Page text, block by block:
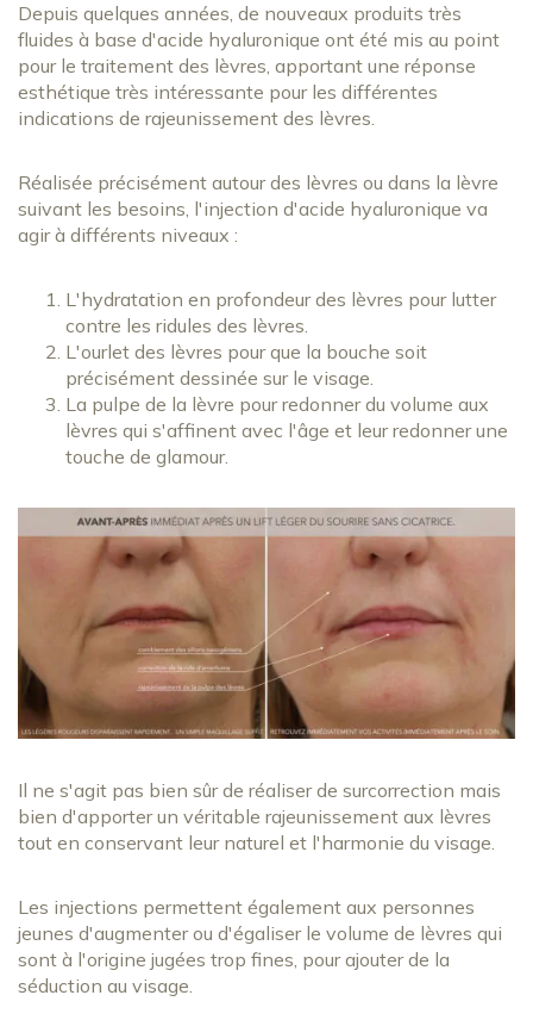
Depuis quelques années, de nouveaux produits très
fluides à base d'acide hyaluronique ont été mis au point
pour le traitement des lèvres, apportant une réponse
esthétique très intéressante pour les différentes
indications de rajeunissement des lèvres.
Réalisée précisément autour des lèvres ou dans la lèvre
suivant les besoins, l'injection d'acide hyaluronique va
agir à différents niveaux :
L'hydratation en profondeur des lèvres pour lutter
contre les ridules des lèvres.
L'ourlet des lèvres pour que la bouche soit
précisément dessinée sur le visage.
La pulpe de la lèvre pour redonner du volume aux
lèvres qui s'affinent avec l'âge et leur redonner une
touche de glamour.
Il ne s'agit pas bien sûr de réaliser de surcorrection mais
bien d'apporter un véritable rajeunissement aux lèvres
tout en conservant leur naturel et l'harmonie du visage.
Les injections permettent également aux personnes
jeunes d'augmenter ou d'égaliser le volume de lèvres qui
sont à l'origine jugées trop fines, pour ajouter de la
séduction au visage.